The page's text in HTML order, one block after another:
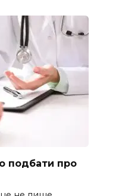
подбати про